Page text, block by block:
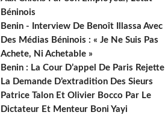
Béninois
Benin - Interview De Benoît Illassa Avec
Des Médias Béninois : « Je Ne Suis Pas
Achete, Ni Achetable »
Benin : La Cour D’appel De Paris Rejette
La Demande D’extradition Des Sieurs
Patrice Talon Et Olivier Bocco Par Le
Dictateur Et Menteur Boni Yayi